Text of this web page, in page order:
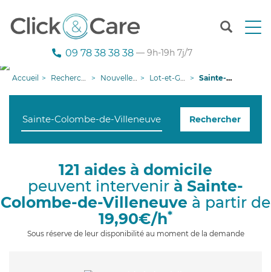
T
n
g
n
09 78 38 38 38 — 9h-19h 7j/7
Accueil Recherche aide à domicile Nouvelle-Aquitaine Lot-et-Garonne Sainte-Colombe-de-Villeneuve
Rechercher
121 aides à domicile
peuvent intervenir à Sainte-
Colombe-de-Villeneuve à partir de
19,90€/h*
Sous réserve de leur disponibilité au moment de la demande